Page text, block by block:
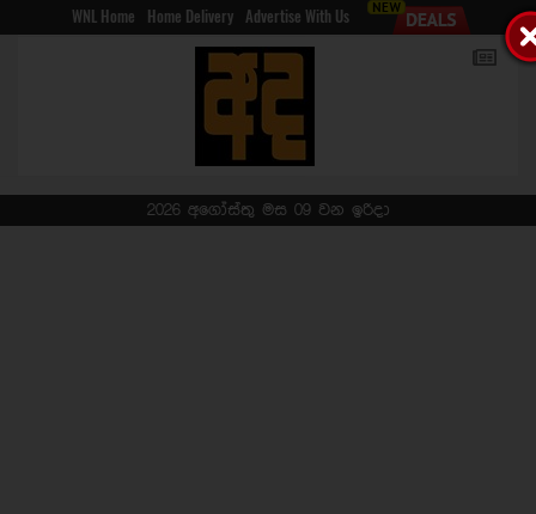
WNL Home Home Delivery Advertise With Us
2026 අගෝස්තු මස 09 වන ඉරිදා